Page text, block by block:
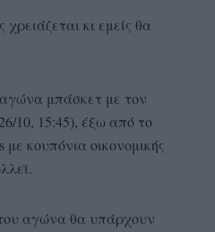
κι εμείς θα
μπάσκετ με τον
10, 15:45), έξω από το
κουπόνια οικονομικής
αγώνα θα υπάρχουν